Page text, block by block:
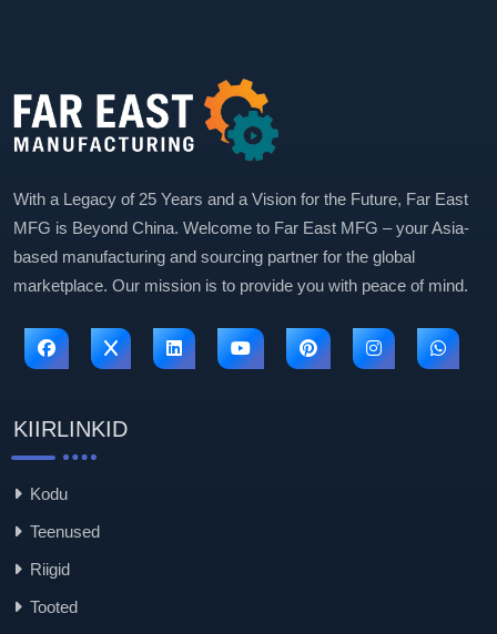
With a Legacy of 25 Years and a Vision for the Future, Far East
MFG is Beyond China. Welcome to Far East MFG – your Asia-
based manufacturing and sourcing partner for the global
marketplace. Our mission is to provide you with peace of mind.
KIIRLINKID
Kodu
Teenused
Riigid
Tooted